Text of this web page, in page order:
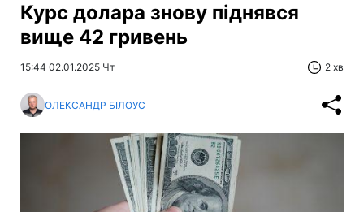
Курс долара знову піднявся
вище 42 гривень
15:44 02.01.2025 Чт 2 хв
ОЛЕКСАНДР БІЛОУС